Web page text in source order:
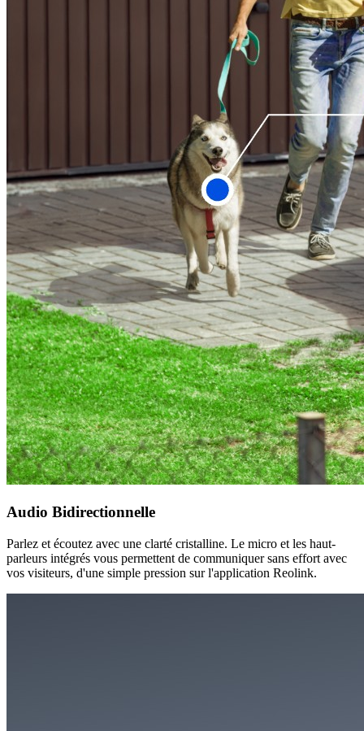
Audio Bidirectionnelle
Parlez et écoutez avec une clarté cristalline. Le micro et les haut-
parleurs intégrés vous permettent de communiquer sans effort avec
vos visiteurs, d'une simple pression sur l'application Reolink.